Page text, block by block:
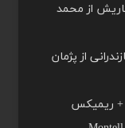
از محمد
از پژمان